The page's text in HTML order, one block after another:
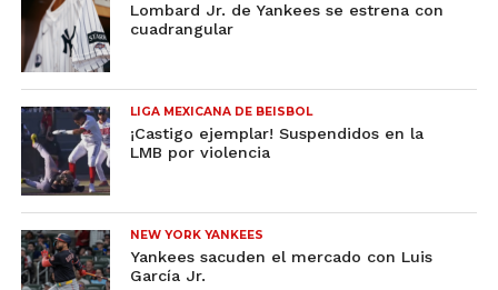
Lombard Jr. de Yankees se estrena con
cuadrangular
LIGA MEXICANA DE BEISBOL
¡Castigo ejemplar! Suspendidos en la
LMB por violencia
NEW YORK YANKEES
Yankees sacuden el mercado con Luis
García Jr.